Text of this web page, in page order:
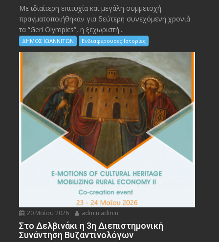
Με ιδιαίτερη επιτυχία και μεγάλη συμμετοχή
πραγματοποιήθηκαν για δεύτερη συνεχόμενη χρονιά
τα “Geri Olympics”, η ξεχωριστή...
ΔΗΜΟΣ ΙΩΑΝΝΙΤΩΝ Ενδιαφέρουσες Ιστορίες
20 Μαΐου 2026 admin admin
Στο Δελβινάκι η 3η Διεπιστημονική
Συνάντηση Βυζαντινολόγων